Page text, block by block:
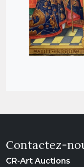
Contactez-
CR-Art Auctions